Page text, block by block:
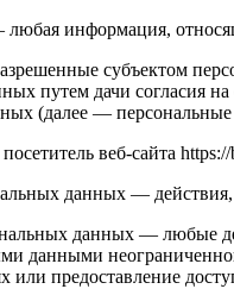
информация,
субъектом
путем дачи согласия
(далее —
веб-сайта https://
данных —
данных — любые
данными
или предоставление